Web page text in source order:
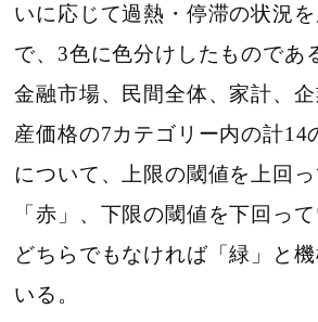
いに応じて過熱・停滞の状況を
で、3色に色分けしたものであ
金融市場、民間全体、家計、
産価格の7カテゴリー内の計14
について、上限の閾値を上回
「赤」、下限の閾値を下回っ
どちらでもなければ「緑」と
いる。